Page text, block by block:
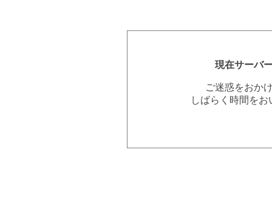
現在サーバ
ご迷惑をおか
しばらく時間を